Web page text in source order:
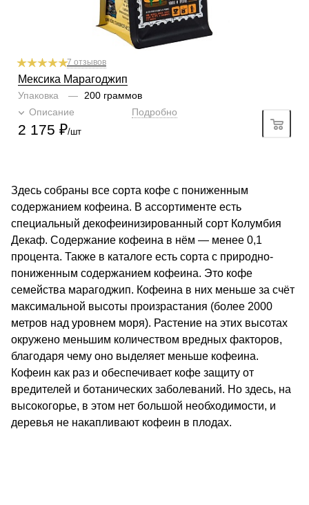
7 отзывов
Мексика Марагоджип
Упаковка —
200 граммов
Описание
Подробно
2 175 ₽/шт
Здесь собраны все сорта кофе с пониженным
содержанием кофеина. В ассортименте есть
специальный декофеинизированный сорт Колумбия
Декаф. Содержание кофеина в нём — менее 0,1
процента. Также в каталоге есть сорта с природно-
пониженным содержанием кофеина. Это кофе
семейства марагоджип. Кофеина в них меньше за счёт
максимальной высоты произрастания (более 2000
метров над уровнем моря). Растение на этих высотах
окружено меньшим количеством вредных факторов,
благодаря чему оно выделяет меньше кофеина.
Кофеин как раз и обеспечивает кофе защиту от
вредителей и ботанических заболеваний. Но здесь, на
высокогорье, в этом нет большой необходимости, и
деревья не накапливают кофеин в плодах.